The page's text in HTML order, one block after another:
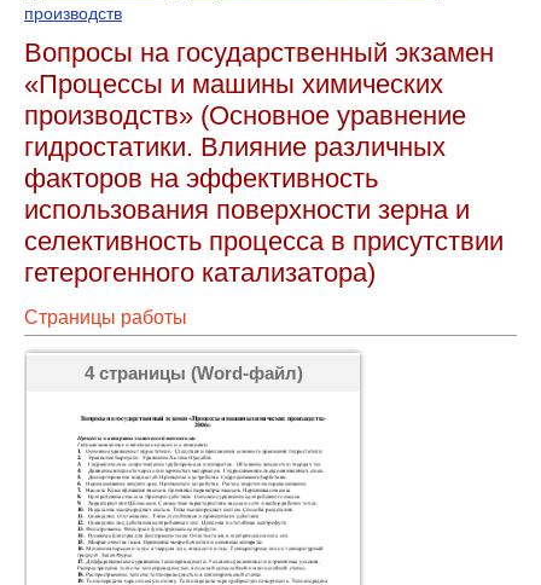
производств
Вопросы на государственный экзамен
«Процессы и машины химических
производств» (Основное уравнение
гидростатики. Влияние различных
факторов на эффективность
использования поверхности зерна и
селективность процесса в присутствии
гетерогенного катализатора)
Страницы работы
4 страницы (Word-файл)